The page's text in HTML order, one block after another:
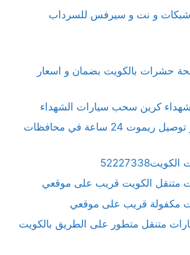
شبكات و نت و سيرفس للسرداب
حشرات بالكويت بضمان و اسعار
كرين سحب سيارات الشهداء
برمجة رسيفر و توصيل ريموت 24 ساعة في محافظات
متنقل الكويت قريب على موقعي
مكفولة قريب على موقعي
متنقل متطور على الطريق بالكويت